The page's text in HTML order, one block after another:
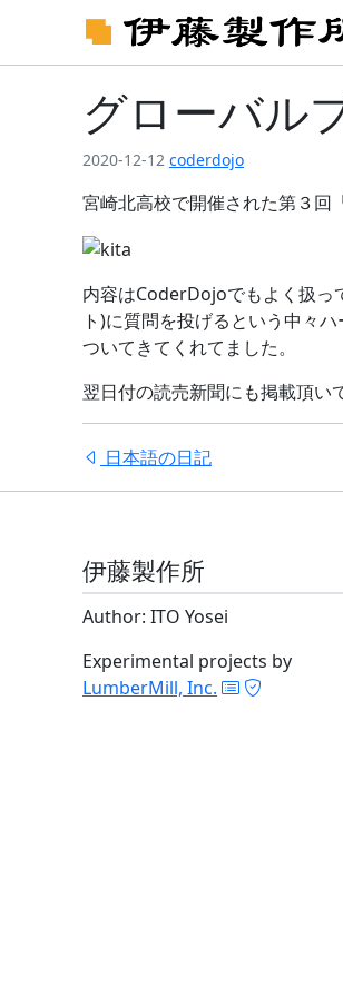
グローバル
2020-12-12 coderdojo
宮崎北高校で開催された第３回
内容はCoderDojoでもよく扱っ
ト)に質問を投げるという中々
ついてきてくれてました。
翌日付の読売新聞にも掲載頂い
日本語の日記
伊藤製作所
Author: ITO Yosei
Experimental projects by
LumberMill, Inc.